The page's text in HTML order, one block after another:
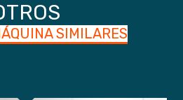
SIMILARES